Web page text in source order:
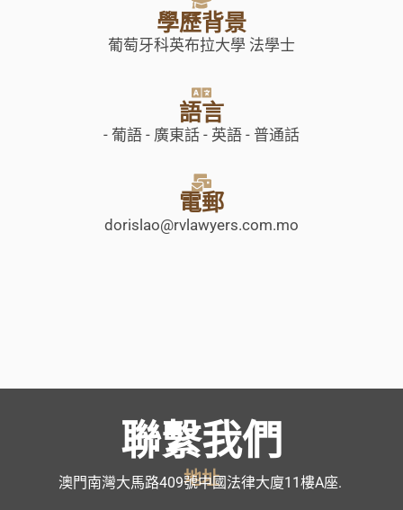
學歷背景
葡萄牙科英布拉大學 法學士
語言
- 葡語 - 廣東話 - 英語 - 普通話
電郵
dorislao@rvlawyers.com.mo
聯繫我們
地址
澳門南灣大馬路409號中國法律大廈11樓A座.